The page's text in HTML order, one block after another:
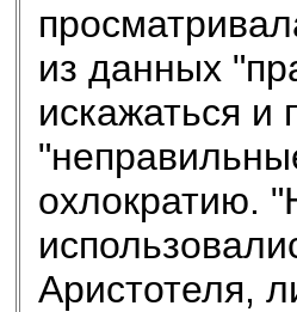
из данных
искажаться и
охлократию.
Аристотеля,